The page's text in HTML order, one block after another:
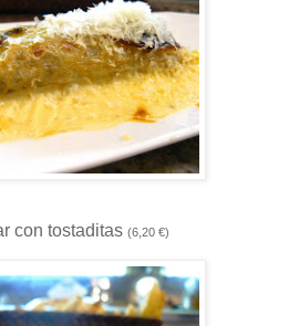
con tostaditas (6,20 €)